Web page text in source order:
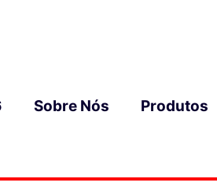
Sobre Nós Produtos